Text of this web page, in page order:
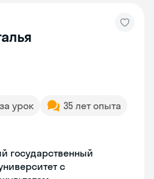
урок
35 лет опыта
государственный
с